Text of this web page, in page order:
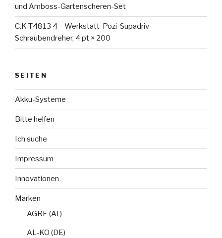
und Amboss-Gartenscheren-Set
C.K T4813 4 – Werkstatt-Pozi-Supadriv-
Schraubendreher, 4 pt × 200
SEITEN
Akku-Systeme
Bitte helfen
Ich suche
Impressum
Innovationen
Marken
AGRE (AT)
AL-KO (DE)